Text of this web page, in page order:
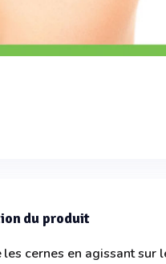
du produit
cernes en agissant sur